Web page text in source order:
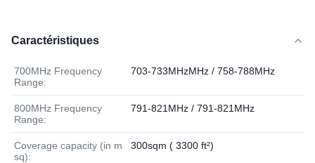
Caractéristiques
700MHz Frequency
Range:
703-733MHzMHz / 758-788MHz
800MHz Frequency
Range:
791-821MHz / 791-821MHz
Coverage capacity (in m
sq):
300sqm ( 3300 ft²)